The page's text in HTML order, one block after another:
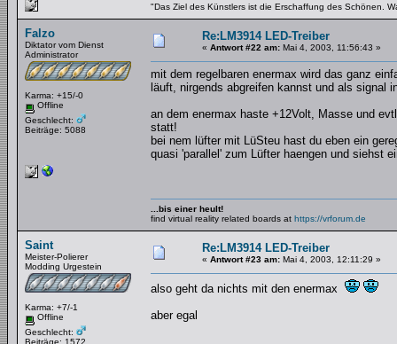
"Das Ziel des Künstlers ist die Erschaffung des Schönen.
Falzo
Diktator vom Dienst
Administrator
Karma: +15/-0
Offline
Geschlecht:
Beiträge: 5088
Re:LM3914 LED-Treiber
« Antwort #22 am: Mai 4, 2003, 11:56:43 »
mit dem regelbaren enermax wird das ganz
läuft, nirgends abgreifen kannst und als signal
an dem enermax haste +12Volt, Masse und
statt!
bei nem lüfter mit LüSteu hast du eben ein
quasi 'parallel' zum Lüfter haengen und siehst
...bis einer heult!
find virtual reality related boards at https://vrforum.de
Saint
Meister-Polierer
Modding Urgestein
Karma: +7/-1
Offline
Geschlecht:
Beiträge: 1572
Re:LM3914 LED-Treiber
« Antwort #23 am: Mai 4, 2003, 12:11:29 »
also geht da nichts mit den enermax
aber egal